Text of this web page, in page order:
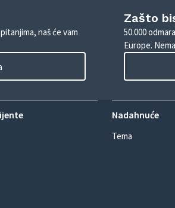
naš će vam
Zašto
50.000
Europe.
Nadahnuće
Tema